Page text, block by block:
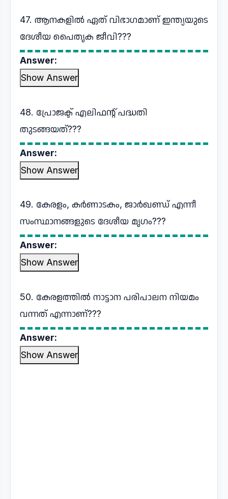
47. ആനകളിൽ ഏത് വിഭാഗമാണ് ഇന്ത്യയുടെ
ദേശീയ പൈതൃക ജീവി???
Answer:
Show Answer
48. പ്രോജക്ട് എലിഫന്റ് പദ്ധതി
തുടങ്ങയത്???
Answer:
Show Answer
49. കേരളം, കർണാടകം, ജാർഖണ്ഡ് എന്നീ
സംസ്ഥാനങ്ങളുടെ ദേശീയ മൃഗം???
Answer:
Show Answer
50. കേരളത്തിൽ നാട്ടാന പരിപാലന നിയമം
വന്നത് എന്നാണ്???
Answer:
Show Answer